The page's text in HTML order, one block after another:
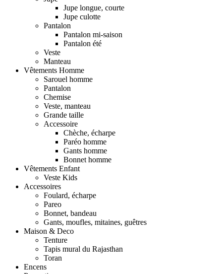
Jupe longue, courte
Jupe culotte
Pantalon
Pantalon mi-saison
Pantalon été
Veste
Manteau
Vêtements Homme
Sarouel homme
Pantalon
Chemise
Veste, manteau
Grande taille
Accessoire
Chèche, écharpe
Paréo homme
Gants homme
Bonnet homme
Vêtements Enfant
Veste Kids
Accessoires
Foulard, écharpe
Pareo
Bonnet, bandeau
Gants, moufles, mitaines, guêtres
Maison & Deco
Tenture
Tapis mural du Rajasthan
Toran
Encens